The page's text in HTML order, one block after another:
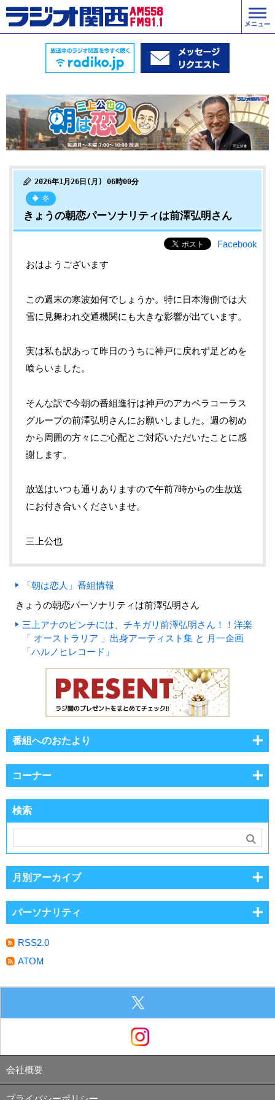
2026年1月26日(月) 06時00分
冬
きょうの朝恋パーソナリティは前澤弘明さん
Facebook
おはようございます
この週末の寒波如何でしょうか。特に日本海側では大
雪に見舞われ交通機関にも大きな影響が出ています。
実は私も訳あって昨日のうちに神戸に戻れず足どめを
喰らいました。
そんな訳で今朝の番組進行は神戸のアカペラコーラス
グループの前澤弘明さんにお願いしました。週の初め
から周囲の方々にご心配とご対応いただいたことに感
謝します。
放送はいつも通りありますので午前7時からの生放送
にお付き合いくださいませ。
三上公也
「朝は恋人」番組情報
きょうの朝恋パーソナリティは前澤弘明さん
三上アナのピンチには、チキガリ前澤弘明さん！！洋楽
「 オーストラリア 」出身アーティスト集 と 月一企画
「ハルノヒレコード」
番組へのおたより
コーナー
検索
月別アーカイブ
パーソナリティ
RSS2.0
ATOM
会社概要